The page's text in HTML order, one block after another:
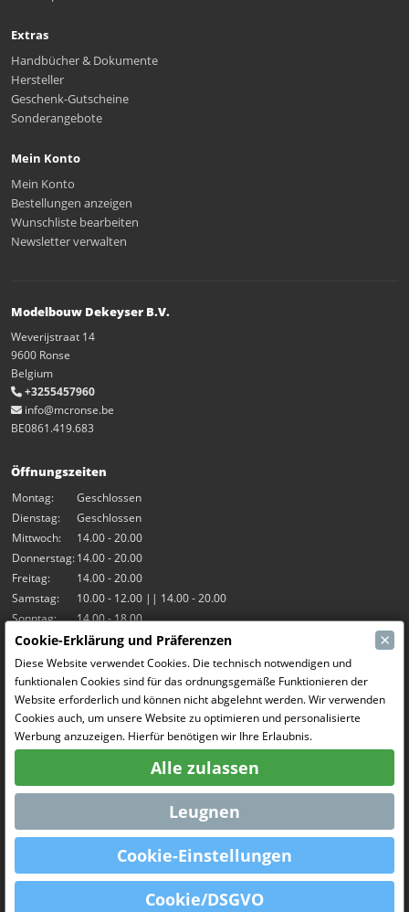
Extras
Handbücher & Dokumente
Hersteller
Geschenk-Gutscheine
Sonderangebote
Mein Konto
Mein Konto
Bestellungen anzeigen
Wunschliste bearbeiten
Newsletter verwalten
Modelbouw Dekeyser B.V.
Weverijstraat 14
9600 Ronse
Belgium
+3255457960
info@mcronse.be
BE0861.419.683
Öffnungszeiten
Montag:
Geschlossen
Dienstag:
Geschlossen
Mittwoch:
14.00 - 20.00
Donnerstag:14.00 - 20.00
Freitag:
14.00 - 20.00
Samstag:
10.00 - 12.00 || 14.00 - 20.00
Sonntag:
14.00 - 18.00
Unsere Aktivitäten
Indoor-Halle Hangar7
RC-Drift
RC Bangers
Fun and Friends
Soziale Medien
Powered By
Cookie-Erklärung und Präferenzen ×
Diese Website verwendet Cookies. Die technisch notwendigen und
funktionalen Cookies sind für das ordnungsgemäße Funktionieren der
Website erforderlich und können nicht abgelehnt werden. Wir verwenden
Cookies auch, um unsere Website zu optimieren und personalisierte
Werbung anzuzeigen. Hierfür benötigen wir Ihre Erlaubnis.
Alle zulassen
Leugnen
Cookie-Einstellungen
Cookie/DSGVO